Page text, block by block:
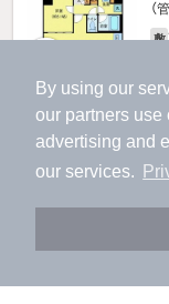
By using our
our partners use
advertising and
our services.
アプリに切
会員登録なし
（
敷